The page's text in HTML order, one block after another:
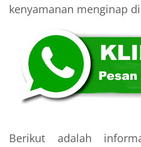
kenyamanan menginap
Berikut adalah